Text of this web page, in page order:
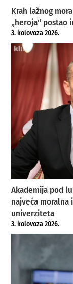
Krah lažnog
„heroja“ postao
3. kolovoza 2026.
Akademija pod
najveća
univerziteta
3. kolovoza 2026.